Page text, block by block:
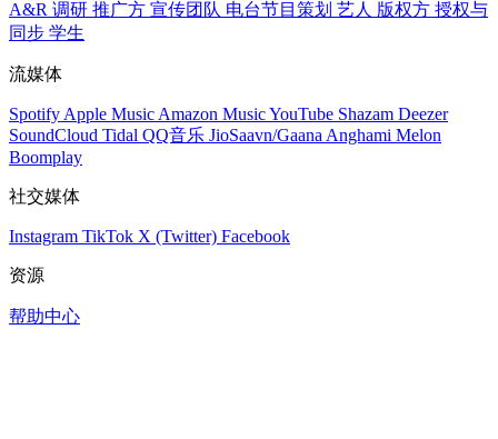
A&R 调研 推广方 宣传团队 电台节目策划 艺人 版权方 授权与
同步 学生
流媒体
Spotify Apple Music Amazon MusicYouTube Shazam Deezer
SoundCloud Tidal QQ音乐 JioSaavn/Gaana Anghami Melon
Boomplay
社交媒体
Instagram TikTok X (Twitter) Facebook
资源
帮助中心